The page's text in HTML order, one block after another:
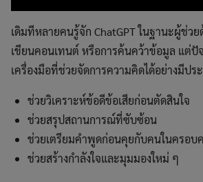
เดิมทีหลายคนรู้จัก ChatGPT ในฐานะผู้ช่วย
เขียนคอนเทนต์ หรือการค้นคว้าข้อมูล แต่ปั
เครื่องมือที่ช่วยจัดการความคิดได้อย่างมีป
ช่วยวิเคราะห์ข้อดีข้อเสียก่อนตัดสินใจ
ช่วยสรุปสถานการณ์ที่ซับซ้อน
ช่วยเตรียมคำพูดก่อนคุยกับคนในครอบ
ช่วยสร้างกำลังใจและมุมมองใหม่ ๆ